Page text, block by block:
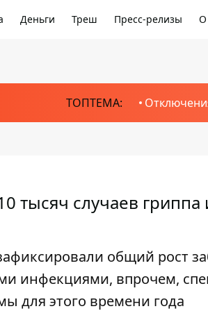
Деньги Треш Пресс-релизы О
ТОПТЕМА:
тысяч случаев
общий рост
инфекциями, впрочем,
для этого времени года